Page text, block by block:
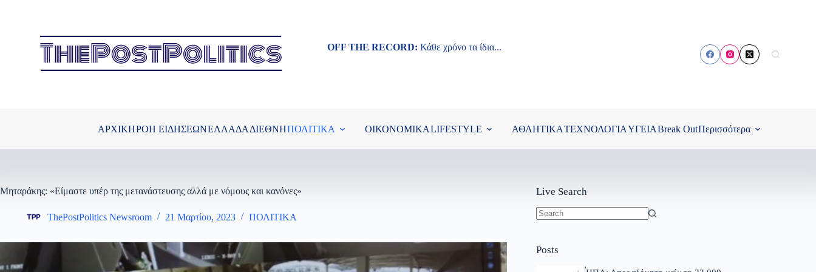
OFF THE RECORD: Κάθε χρόνο τα ίδια...
ΑΡΧΙΚΗΡΟΗ ΕΙΔΗΣΕΩΝΕΛΛΑΔΑ ΔΙΕΘΝΗΠΟΛΙΤΙΚΑ ΟΙΚΟΝΟΜΙΚΑLIFESTYLE ΑΘΛΗΤΙΚΑΤΕΧΝΟΛΟΓΙΑΥΓΕΙΑBreak OutΠερισσότερα
Μηταράκης: «Είμαστε υπέρ της μετανάστευσης αλλά με νόμους και κανόνες»
ThePostPolitics Newsroom 21 Μαρτίου, 2023 ΠΟΛΙΤΙΚΑ
Live Search
Posts